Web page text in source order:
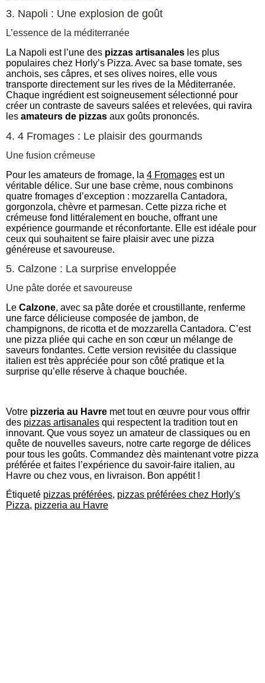
3. Napoli : Une explosion de goût
L’essence de la méditerranée
La Napoli est l’une des pizzas artisanales les plus
populaires chez Horly’s Pizza. Avec sa base tomate, ses
anchois, ses câpres, et ses olives noires, elle vous
transporte directement sur les rives de la Méditerranée.
Chaque ingrédient est soigneusement sélectionné pour
créer un contraste de saveurs salées et relevées, qui ravira
les amateurs de pizzas aux goûts prononcés.
4. 4 Fromages : Le plaisir des gourmands
Une fusion crémeuse
Pour les amateurs de fromage, la 4 Fromages est un
véritable délice. Sur une base crème, nous combinons
quatre fromages d’exception : mozzarella Cantadora,
gorgonzola, chèvre et parmesan. Cette pizza riche et
crémeuse fond littéralement en bouche, offrant une
expérience gourmande et réconfortante. Elle est idéale pour
ceux qui souhaitent se faire plaisir avec une pizza
généreuse et savoureuse.
5. Calzone : La surprise enveloppée
Une pâte dorée et savoureuse
Le Calzone, avec sa pâte dorée et croustillante, renferme
une farce délicieuse composée de jambon, de
champignons, de ricotta et de mozzarella Cantadora. C’est
une pizza pliée qui cache en son cœur un mélange de
saveurs fondantes. Cette version revisitée du classique
italien est très appréciée pour son côté pratique et la
surprise qu’elle réserve à chaque bouchée.
Votre pizzeria au Havre met tout en œuvre pour vous offrir
des pizzas artisanales qui respectent la tradition tout en
innovant. Que vous soyez un amateur de classiques ou en
quête de nouvelles saveurs, notre carte regorge de délices
pour tous les goûts. Commandez dès maintenant votre pizza
préférée et faites l’expérience du savoir-faire italien, au
Havre ou chez vous, en livraison. Bon appétit !
Étiqueté pizzas préférées, pizzas préférées chez Horly's
Pizza, pizzeria au Havre